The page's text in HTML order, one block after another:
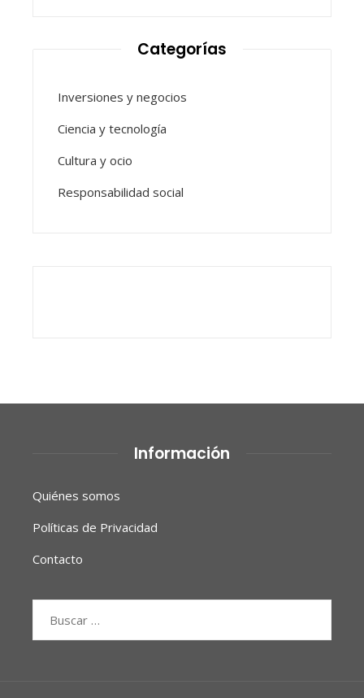
Categorías
Inversiones y negocios
Ciencia y tecnología
Cultura y ocio
Responsabilidad social
Información
Quiénes somos
Políticas de Privacidad
Contacto